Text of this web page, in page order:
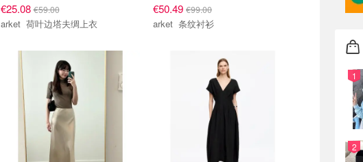
€25.08€59.00
arket 荷叶边塔夫绸上衣
€50.49 €99.00
arket 条纹衬衫